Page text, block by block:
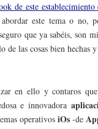
de este
este tema o no,
que ya sabéis, son
las cosas bien hechas
en ello y contaros
e innovadora
operativosiOs -de